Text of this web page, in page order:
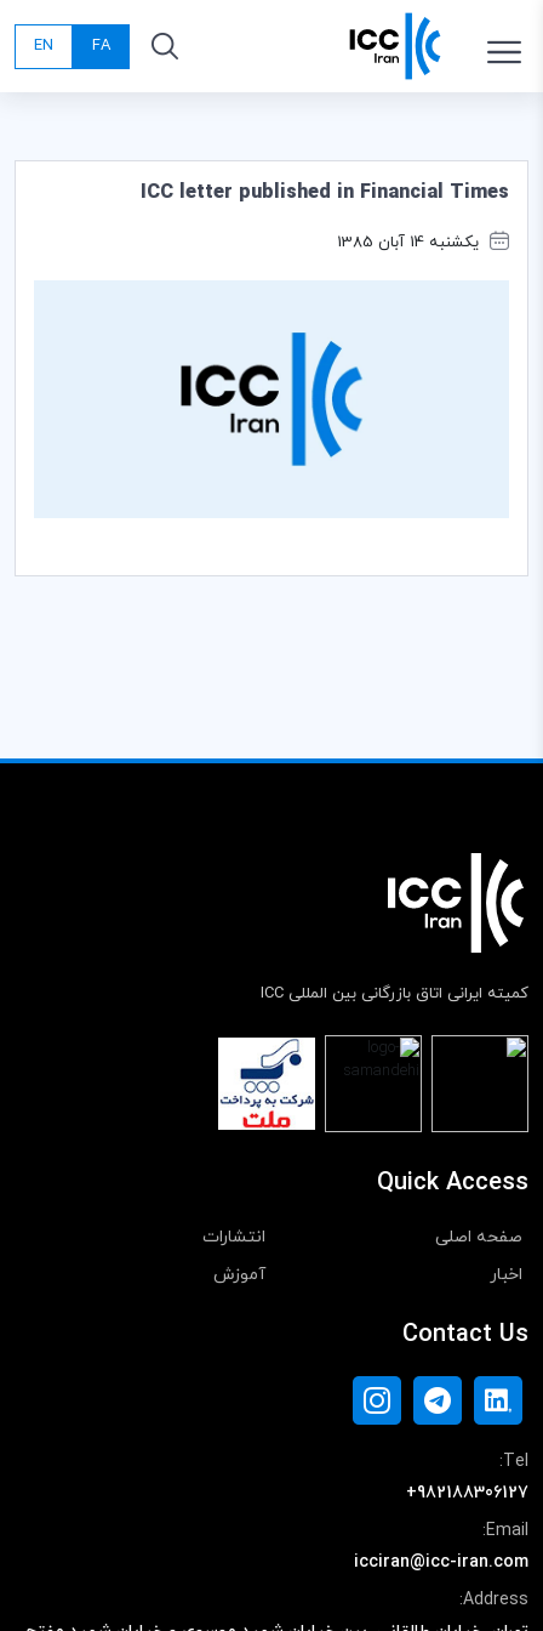
FA
EN
ICC letter published in Financial Times
یکشنبه 14 آبان 1385
کمیته ایرانی اتاق بازرگانی بین المللی ICC
Quick Access
صفحه اصلی
انتشارات
اخبار
آموزش
Contact Us
Tel:
+982188306127
Email:
icciran@icc-iran.com
Address: